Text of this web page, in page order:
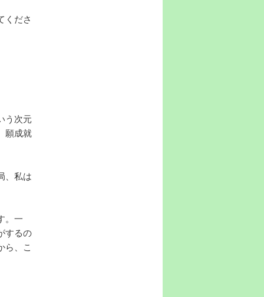
くださ
う次元
願成就
、私は
。一
するの
ら、こ